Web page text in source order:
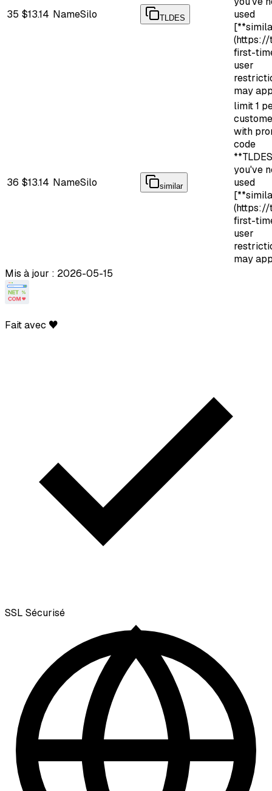
35 $13.14 NameSilo TLDES
used
first-
user
may
36 $13.14 NameSilo similar
limit 1
with
code
you've
used
first-
user
may
Mis à jour : 2026-05-15
Fait avec ♥
SSL Sécurisé